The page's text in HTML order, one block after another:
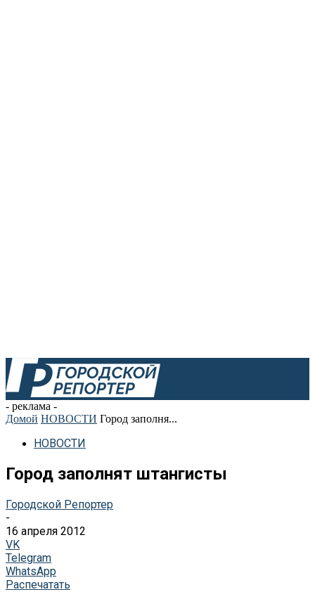
- реклама -
Домой НОВОСТИ Город заполня...
НОВОСТИ
Город заполнят штангисты
Городской Репортер
-
16 апреля 2012
VK
Telegram
WhatsApp
Распечатать